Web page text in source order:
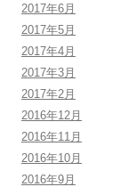
2017年6月
2017年5月
2017年4月
2017年3月
2017年2月
2016年12月
2016年11月
2016年10月
2016年9月